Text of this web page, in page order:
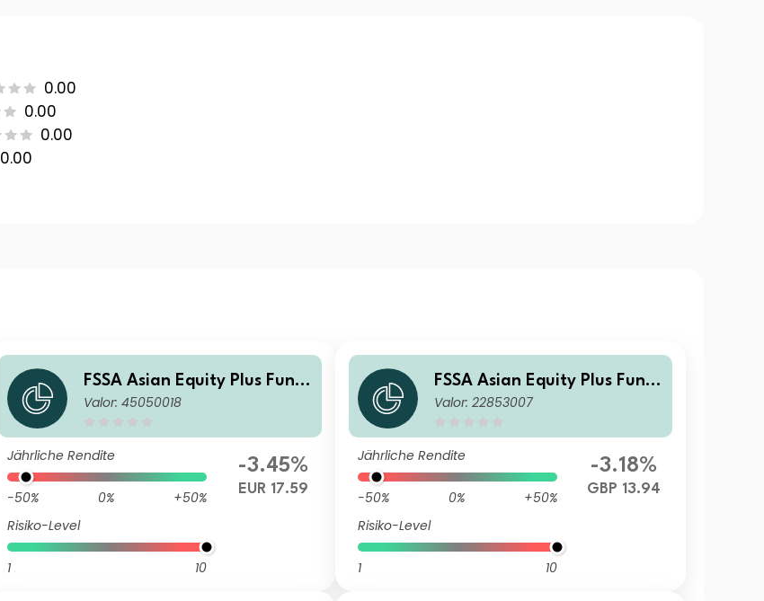
0.00
0.00
0.00
0.00
FSSA Asian Equity Plus Fund
Class VI (Accumulation) EUR
Valor: 45050018
Jährliche Rendite
-50% 0%
+50%
Risiko-Level
1 10
-3.45%
EUR 17.59
FSSA Asian Equity Plus Fund
Class III (Accumulation) GBP
Valor: 22853007
Jährliche Rendite
-50% 0%
+50%
Risiko-Level
1 10
-3.18%
GBP 13.94